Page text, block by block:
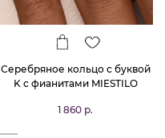
Серебряное кольцо с буквой
K с фианитами MIESTILO
1 860 р.